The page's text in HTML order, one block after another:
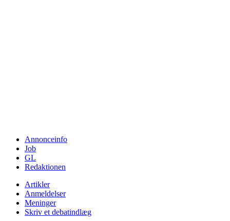
Annonceinfo
Job
GL
Redaktionen
Artikler
Anmeldelser
Meninger
Skriv et debatindlæg